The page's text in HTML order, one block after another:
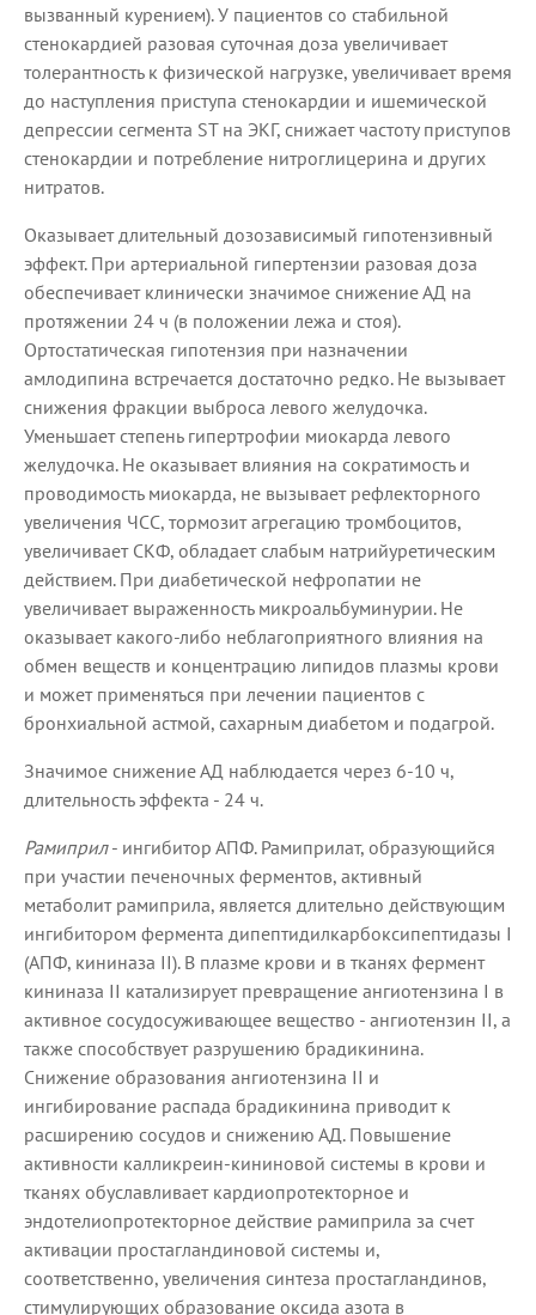
вызванный курением). У пациентов со стабильной
стенокардией разовая суточная доза увеличивает
толерантность к физической нагрузке, увеличивает время
до наступления приступа стенокардии и ишемической
депрессии сегмента ST на ЭКГ, снижает частоту приступов
стенокардии и потребление нитроглицерина и других
нитратов.
Оказывает длительный дозозависимый гипотензивный
эффект. При артериальной гипертензии разовая доза
обеспечивает клинически значимое снижение АД на
протяжении 24 ч (в положении лежа и стоя).
Ортостатическая гипотензия при назначении
амлодипина встречается достаточно редко. Не вызывает
снижения фракции выброса левого желудочка.
Уменьшает степень гипертрофии миокарда левого
желудочка. Не оказывает влияния на сократимость и
проводимость миокарда, не вызывает рефлекторного
увеличения ЧСС, тормозит агрегацию тромбоцитов,
увеличивает СКФ, обладает слабым натрийуретическим
действием. При диабетической нефропатии не
увеличивает выраженность микроальбуминурии. Не
оказывает какого-либо неблагоприятного влияния на
обмен веществ и концентрацию липидов плазмы крови
и может применяться при лечении пациентов с
бронхиальной астмой, сахарным диабетом и подагрой.
Значимое снижение АД наблюдается через 6-10 ч,
длительность эффекта - 24 ч.
Рамиприл- ингибитор АПФ. Рамиприлат, образующийся
при участии печеночных ферментов, активный
метаболит рамиприла, является длительно действующим
ингибитором фермента дипептидилкарбоксипептидазы I
(АПФ, кининаза II). В плазме крови и в тканях фермент
кининаза II катализирует превращение ангиотензина I в
активное сосудосуживающее вещество - ангиотензин II, а
также способствует разрушению брадикинина.
Снижение образования ангиотензина II и
ингибирование распада брадикинина приводит к
расширению сосудов и снижению АД. Повышение
активности калликреин-кининовой системы в крови и
тканях обуславливает кардиопротекторное и
эндотелиопротекторное действие рамиприла за счет
активации простагландиновой системы и,
соответственно, увеличения синтеза простагландинов,
стимулирующих образование оксида азота в